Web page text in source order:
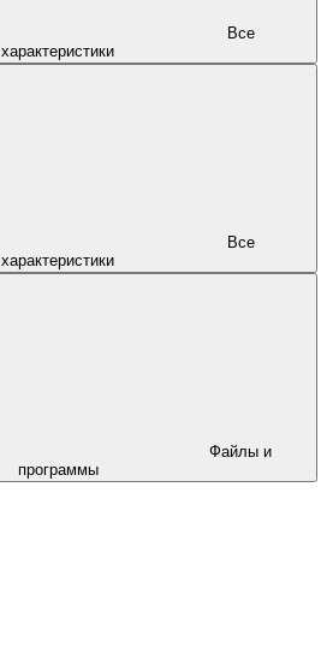
характеристики
характеристики
программы